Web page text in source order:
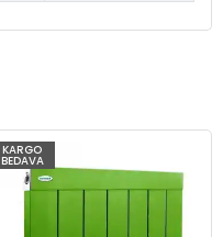
KARGO
BEDAVA